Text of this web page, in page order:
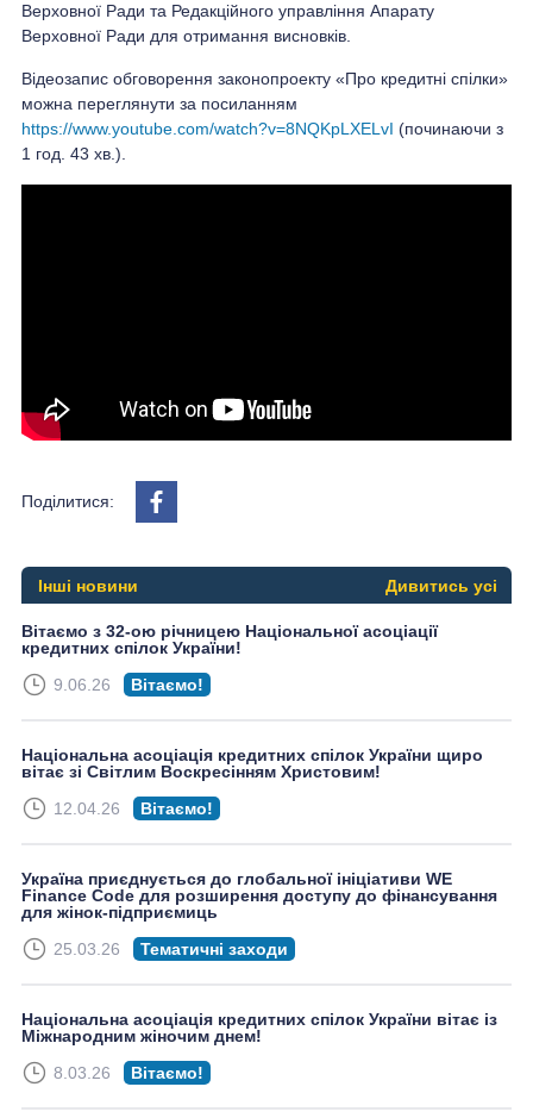
Верховної Ради та Редакційного управління Апарату
Верховної Ради для отримання висновків.
Відеозапис обговорення законопроекту «Про кредитні спілки»
можна переглянути за посиланням
https://www.youtube.com/watch?v=8NQKpLXELvI (починаючи з
1 год. 43 хв.).
Поділитися:
Інші новини Дивитись усі
Вітаємо з 32-ою річницею Національної асоціації
кредитних спілок України!
9.06.26
Вітаємо!
Національна асоціація кредитних спілок України щиро
вітає зі Світлим Воскресінням Христовим!
12.04.26
Вітаємо!
Україна приєднується до глобальної ініціативи WE
Finance Code для розширення доступу до фінансування
для жінок-підприємиць
25.03.26
Тематичні заходи
Національна асоціація кредитних спілок України вітає із
Міжнародним жіночим днем!
8.03.26
Вітаємо!